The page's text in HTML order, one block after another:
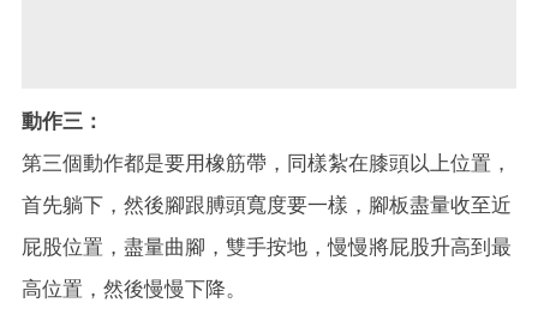
動作三：
第三個動作都是要用橡筋帶，同樣紮在膝頭以上位置，
首先躺下，然後腳跟膊頭寬度要一樣，腳板盡量收至近
屁股位置，盡量曲腳，雙手按地，慢慢將屁股升高到最
高位置，然後慢慢下降。